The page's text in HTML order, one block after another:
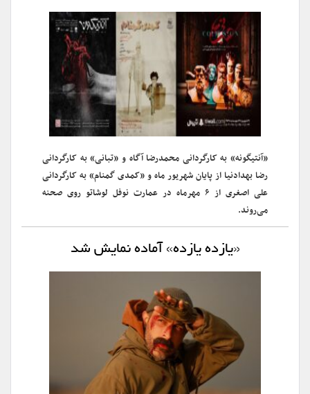
«آنتیگونه» به کارگردانی محمدرضا آگاه و «تبانی» به کارگردانی
رضا بهدادنیا از پایان شهریور ماه و «کمدی گمنام» به کارگردانی
علی اصغری از ۶ مهرماه در عمارت نوفل لوشاتو روی صحنه
می‌روند.
«یازده یازده» آماده نمایش شد